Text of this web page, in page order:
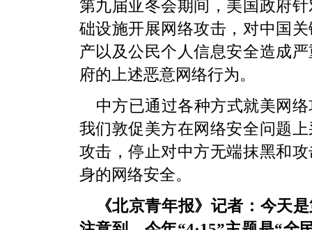
第九届亚冬会期间，美国政府
础设施开展网络攻击，对中国
产以及公民个人信息安全造成
府的上述恶意网络行为。
中方已通过各种方式就美网
我们敦促美方在网络安全问题
攻击，停止对中方无端抹黑和
身的网络安全。
《北京青年报》记者：今天